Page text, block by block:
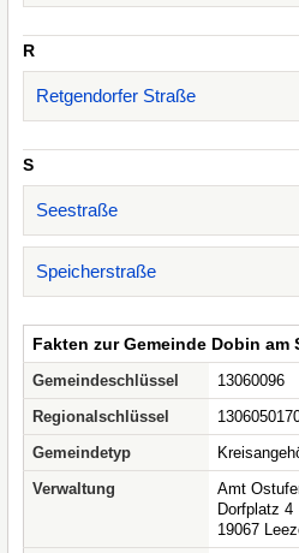
R
Retgendorfer Straße
S
Seestraße
Speicherstraße
Fakten zur Gemeinde Dobin am
Gemeindeschlüssel
13060096
Regionalschlüssel
Gemeindetyp
Verwaltung
Amt
Dorfplatz 4
19067